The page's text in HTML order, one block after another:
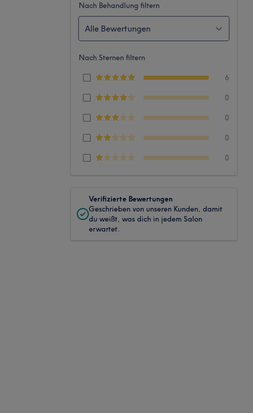
Nach Behandlung filtern
Alle Bewertungen
Nach Sternen filtern
6
0
0
0
0
Verifizierte Bewertungen
Geschrieben von unseren Kunden, damit
du weißt, was dich in jedem Salon
erwartet.